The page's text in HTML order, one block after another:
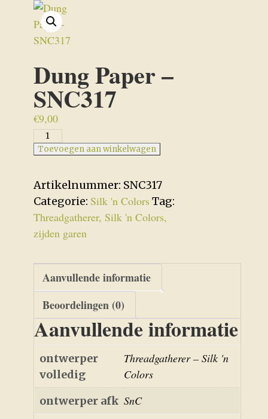
Dung Paper –
SNC317
€9,00
Dung
Paper
SNC317
aantal
Toevoegen aan winkelwagen
Artikelnummer: SNC317
Categorie: Silk 'n Colors Tag:
Threadgatherer, Silk 'n Colors,
zijden garen
Aanvullende informatie
Beoordelingen (0)
Aanvullende informatie
ontwerper
volledig
Threadgatherer – Silk 'n
Colors
ontwerper afk SnC